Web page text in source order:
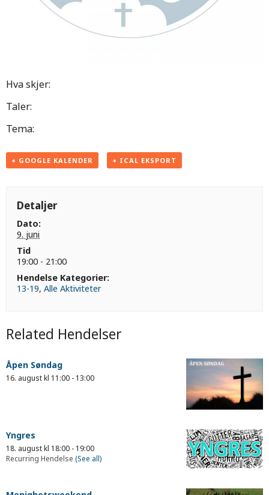
Hva skjer:
Taler:
Tema:
+ GOOGLE KALENDER + ICAL EKSPORT
Detaljer
Dato:
9. juni
Tid
19:00 - 21:00
Hendelse Kategorier:
13-19,Alle Aktiviteter
Related Hendelser
Åpen Søndag
16. august kl 11:00 - 13:00
Yngres
18. august kl 18:00 - 19:00
Recurring Hendelse (See all)